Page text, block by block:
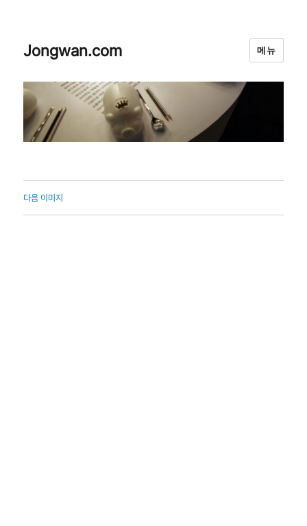
Jongwan.com 메뉴
다음 이미지